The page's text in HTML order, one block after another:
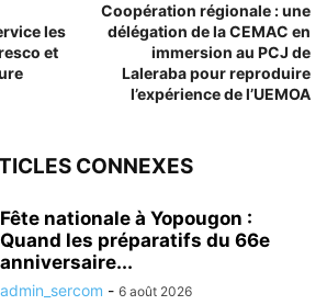
les
et
Coopération régionale : une
délégation de la CEMAC en
immersion au PCJ de
Laleraba pour reproduire
l’expérience de l’UEMOA
CONNEXES
Fête nationale à Yopougon :
Quand les préparatifs du 66e
anniversaire...
admin_sercom - 6 août 2026